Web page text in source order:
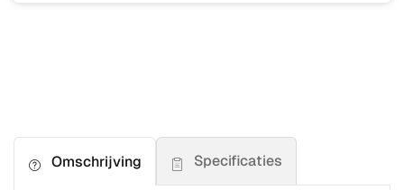
Omschrijving Specificaties